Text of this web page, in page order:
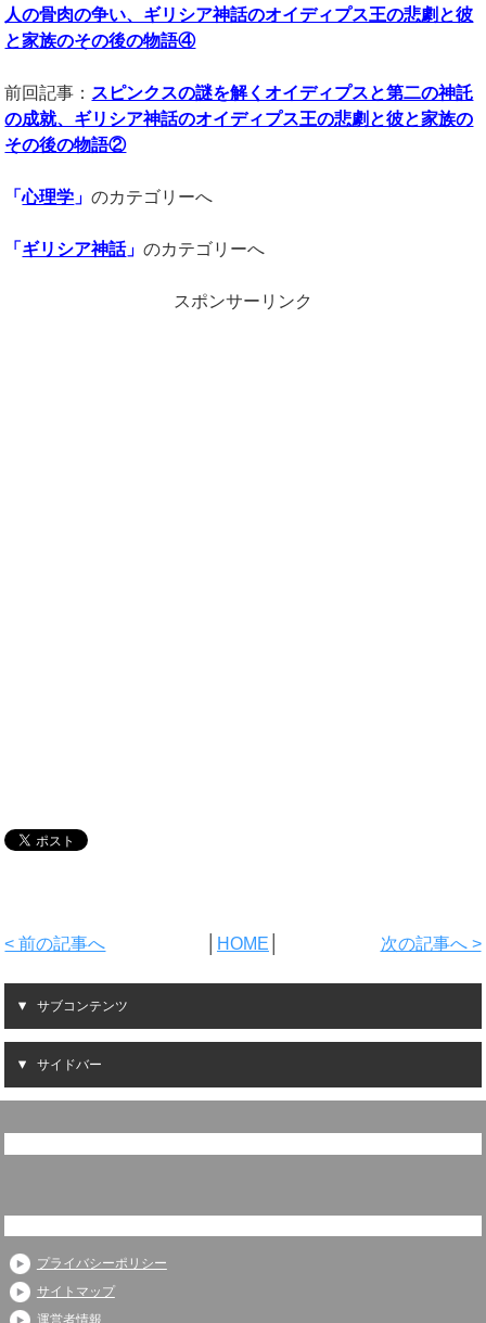
人の骨肉の争い、ギリシア神話のオイディプス王の悲劇と彼
と家族のその後の物語④
前回記事： スピンクスの謎を解くオイディプスと第二の神託
の成就、ギリシア神話のオイディプス王の悲劇と彼と家族の
その後の物語②
「心理学 」のカテゴリーへ
「 ギリシア神話」のカテゴリーへ
スポンサーリンク
< 前の記事へ HOME 次の記事へ >
サブコンテンツ
サイドバー
プライバシーポリシー
サイトマップ